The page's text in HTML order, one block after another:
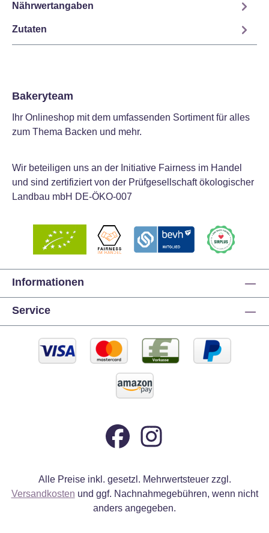
Nährwertangaben
Zutaten
Bakeryteam
Ihr Onlineshop mit dem umfassenden Sortiment für alles
zum Thema Backen und mehr.
Wir beteiligen uns an der Initiative Fairness im Handel
und sind zertifiziert von der Prüfgesellschaft ökologischer
Landbau mbH DE-ÖKO-007
Informationen
Service
Alle Preise inkl. gesetzl. Mehrwertsteuer zzgl.
Versandkosten und ggf. Nachnahmegebühren, wenn nicht
anders angegeben.